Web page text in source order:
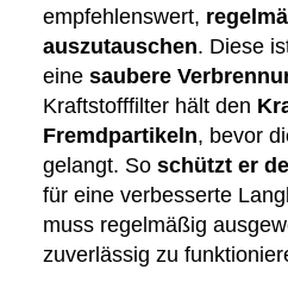
empfehlenswert,
auszutauschen. Diese
eine saubere
Kraftstofffilter hält den
Fremdpartikeln, bevor
gelangt. So schützt er
für eine verbesserte
muss regelmäßig
zuverlässig zu